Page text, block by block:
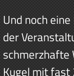
Und noch
der
schmerzhafte
Kugel mit fast